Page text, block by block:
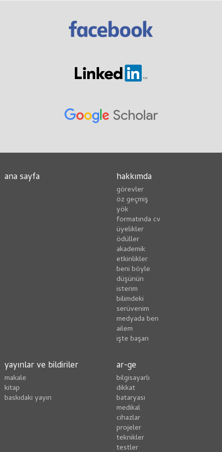
ana sayfa hakkımda
görevler
öz geçmiş
yök
formatında cv
üyelikler
ödüller
akademik
etkinlikler
beni böyle
düşünün
i̇sterim
bilimdeki
serüvenim
medyada ben
ailem
i̇şte başarı
yayınlar ve bildiriler
makale
kitap
baskıdaki yayın
ar-ge
bilgisayarlı
dikkat
bataryası
medikal
cihazlar
projeler
teknikler
testler